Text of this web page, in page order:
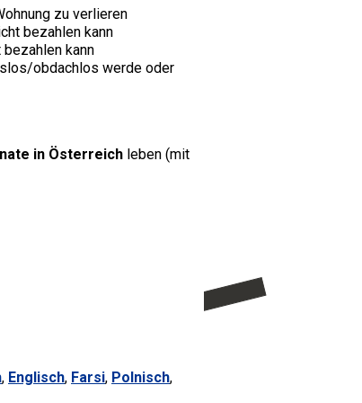
zu verlieren
bezahlen kann
kann
obdachlos werde oder
in Österreich leben (mit
, Englisch, Farsi, Polnisch,